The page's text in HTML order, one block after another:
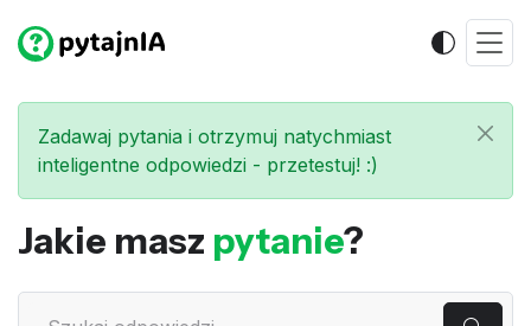
Zadawaj pytania i otrzymuj natychmiast
inteligentne odpowiedzi - przetestuj! :)
Jakie masz pytanie?